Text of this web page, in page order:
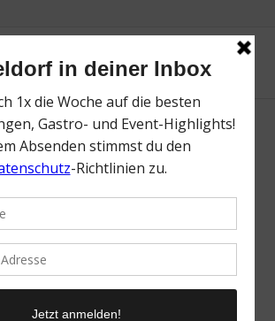
IMG-4919
9. November 2021 /